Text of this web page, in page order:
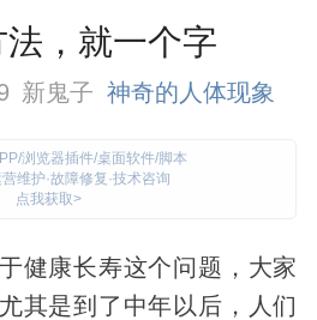
，就一个字
新鬼子 神奇的人体现象
浏览器插件/桌面软件/脚本
维护·故障修复·技术咨询
点我获取>
健康长寿这个问题，大家
其是到了中年以后，人们